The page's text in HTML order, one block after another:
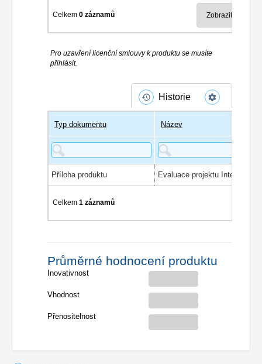
Celkem0 záznamů
Pro uzavření licenční smlouvy k produktu se musíte
přihlásit.
Historie
Typ dokumentu Název
Příloha produktu
Celkem1 záznamů
Průměrné hodnocení produktu
Inovativnost
Vhodnost
Přenositelnost